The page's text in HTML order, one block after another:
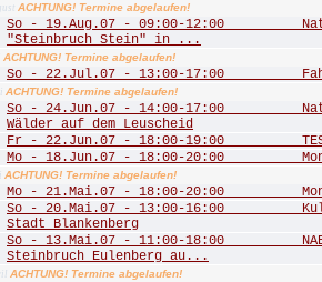
ACHTUNG! Termine abgelaufen!
So - 19.Aug.07 - 09:00-12:00
"Steinbruch Stein" in ...
ACHTUNG! Termine abgelaufen!
So - 22.Jul.07 - 13:00-17:00
ACHTUNG! Termine abgelaufen!
So - 24.Jun.07 - 14:00-17:00
Wälder auf dem Leuscheid
Fr - 22.Jun.07 - 18:00-19:00 TEST
Mo - 18.Jun.07 - 18:00-20:00
ACHTUNG! Termine abgelaufen!
Mo - 21.Mai.07 - 18:00-20:00
So - 20.Mai.07 - 13:00-16:00
Stadt Blankenberg
So - 13.Mai.07 - 11:00-18:00
Steinbruch Eulenberg au...
ACHTUNG! Termine abgelaufen!